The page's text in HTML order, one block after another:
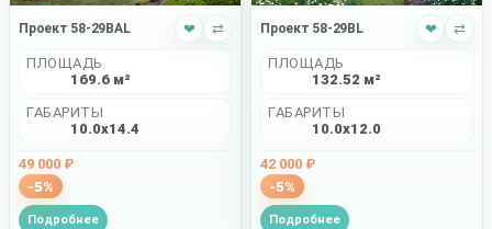
Проект 58-29BAL ❤ ⇄
ПЛОЩАДЬ
169.6 м²
ГАБАРИТЫ
10.0x14.4
49 000 ₽
-5%
Подробнее
Проект 58-29BL ❤ ⇄
ПЛОЩАДЬ
132.52 м²
ГАБАРИТЫ
10.0x12.0
42 000 ₽
-5%
Подробнее